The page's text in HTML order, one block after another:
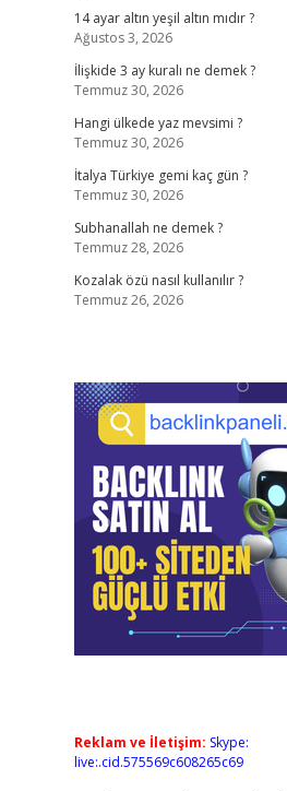
14 ayar altın yeşil altın mıdır ?
Ağustos 3, 2026
İlişkide 3 ay kuralı ne demek ?
Temmuz 30, 2026
Hangi ülkede yaz mevsimi ?
Temmuz 30, 2026
İtalya Türkiye gemi kaç gün ?
Temmuz 30, 2026
Subhanallah ne demek ?
Temmuz 28, 2026
Kozalak özü nasıl kullanılır ?
Temmuz 26, 2026
Reklam ve İletişim: Skype:
live:.cid.575569c608265c69